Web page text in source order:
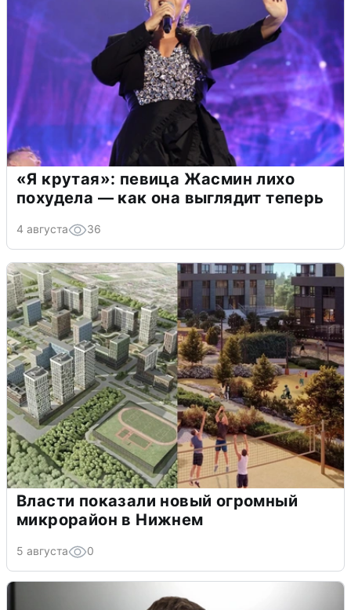
«Я крутая»: певица Жасмин лихо
похудела — как она выглядит теперь
4 августа 36
Власти показали новый огромный
микрорайон в Нижнем
5 августа 0